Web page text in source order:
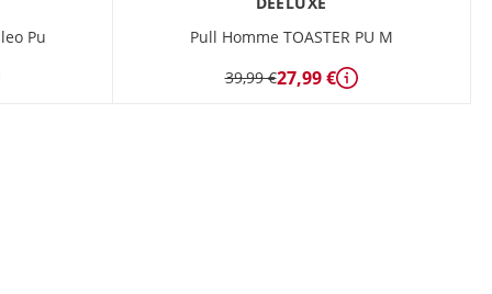
et praticité sans effort.
Pu
Pull Homme TOASTER PU M
39,99 €27,99 € Détails